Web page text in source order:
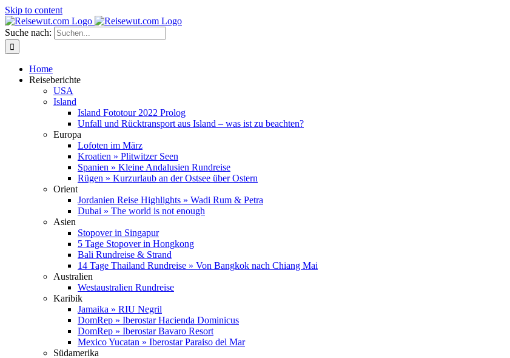
Skip to content
Suche nach:
Home
Reiseberichte
USA
Island
Island Fototour 2022 Prolog
Unfall und Rücktransport aus Island – was ist zu beachten?
Europa
Lofoten im März
Kroatien » Plitwitzer Seen
Spanien » Kleine Andalusien Rundreise
Rügen » Kurzurlaub an der Ostsee über Ostern
Orient
Jordanien Reise Highlights » Wadi Rum & Petra
Dubai » The world is not enough
Asien
Stopover in Singapur
5 Tage Stopover in Hongkong
Bali Rundreise & Strand
14 Tage Thailand Rundreise » Von Bangkok nach Chiang Mai
Australien
Westaustralien Rundreise
Karibik
Jamaika » RIU Negril
DomRep » Iberostar Hacienda Dominicus
DomRep » Iberostar Bavaro Resort
Mexico Yucatan » Iberostar Paraiso del Mar
Südamerika